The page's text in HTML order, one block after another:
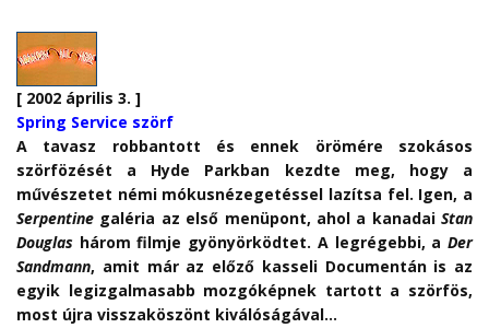
[ 2002 április 3. ]
Spring Service szörf
A tavasz robbantott és ennek örömére szokásos
szörfözését a Hyde Parkban kezdte meg, hogy a
művészetet némi mókusnézegetéssel lazítsa fel. Igen, a
Serpentine galéria az első menüpont, ahol a kanadai Stan
Douglas három filmje gyönyörködtet. A legrégebbi, a Der
Sandmann, amit már az előző kasseli Documentán is az
egyik legizgalmasabb mozgóképnek tartott a szörfös,
most újra visszaköszönt kiválóságával…